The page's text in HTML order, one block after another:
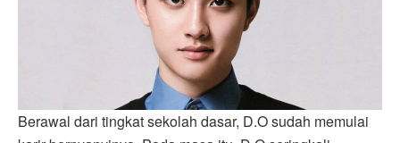
Berawal dari tingkat sekolah dasar, D.O sudah memulai